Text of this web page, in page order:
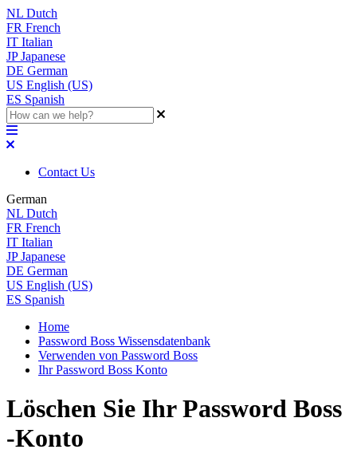
NL Dutch
FR French
IT Italian
JP Japanese
DE German
US English (US)
ES Spanish
Contact Us
German
NL Dutch
FR French
IT Italian
JP Japanese
DE German
US English (US)
ES Spanish
Home
Password Boss Wissensdatenbank
Verwenden von Password Boss
Ihr Password Boss Konto
Löschen Sie Ihr Password Boss
-Konto